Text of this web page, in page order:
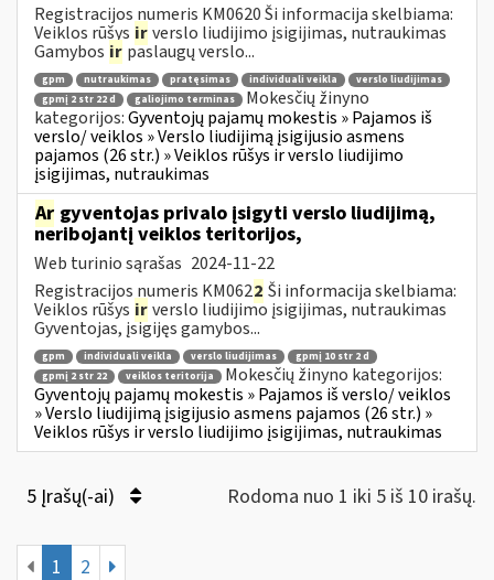
Registracijos numeris KM0620 Ši informacija skelbiama:
Veiklos rūšys irverslo liudijimo įsigijimas, nutraukimas
Gamybos ir paslaugų verslo...
gpm nutraukimas pratęsimas individuali veikla
verslo liudijimas
gpmį 2 str 22 d
galiojimo terminas
Mokesčių žinyno
kategorijos:Gyventojų pajamų mokestis » Pajamos iš
verslo/ veiklos » Verslo liudijimą įsigijusio asmens
pajamos (26 str.) » Veiklos rūšys ir verslo liudijimo
įsigijimas, nutraukimas
Ar gyventojas privalo įsigyti verslo liudijimą,
neribojantį veiklos teritorijos,
Web turinio sąrašas 2024-11-22
Registracijos numeris KM0622 Ši informacija skelbiama:
Veiklos rūšys irverslo liudijimo įsigijimas, nutraukimas
Gyventojas, įsigijęs gamybos...
gpm individuali veikla verslo liudijimas
gpmį 10 str 2 d
gpmį 2 str 22
veiklos teritorija
Mokesčių žinyno kategorijos:
Gyventojų pajamų mokestis » Pajamos iš verslo/ veiklos
» Verslo liudijimą įsigijusio asmens pajamos (26 str.) »
Veiklos rūšys ir verslo liudijimo įsigijimas, nutraukimas
5 Įrašų(-ai) Rodoma nuo 1 iki 5 iš 10 irašų.
1 2